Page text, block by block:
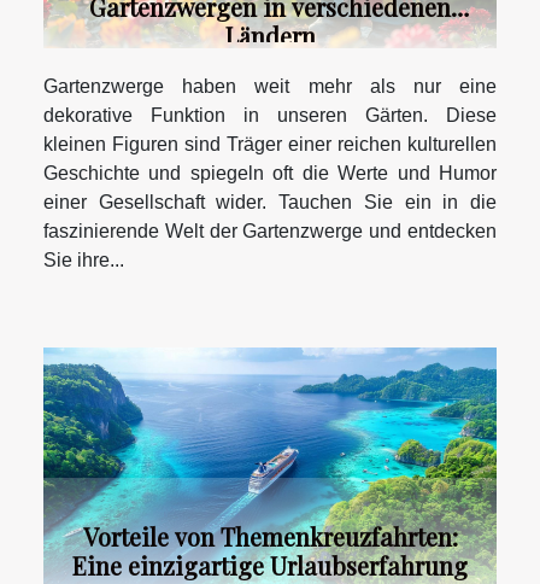
Gartenzwergen in verschiedenen
Ländern
Gartenzwerge haben weit mehr als nur eine
dekorative Funktion in unseren Gärten. Diese
kleinen Figuren sind Träger einer reichen kulturellen
Geschichte und spiegeln oft die Werte und Humor
einer Gesellschaft wider. Tauchen Sie ein in die
faszinierende Welt der Gartenzwerge und entdecken
Sie ihre...
Vorteile von Themenkreuzfahrten:
Eine einzigartige Urlaubserfahrung